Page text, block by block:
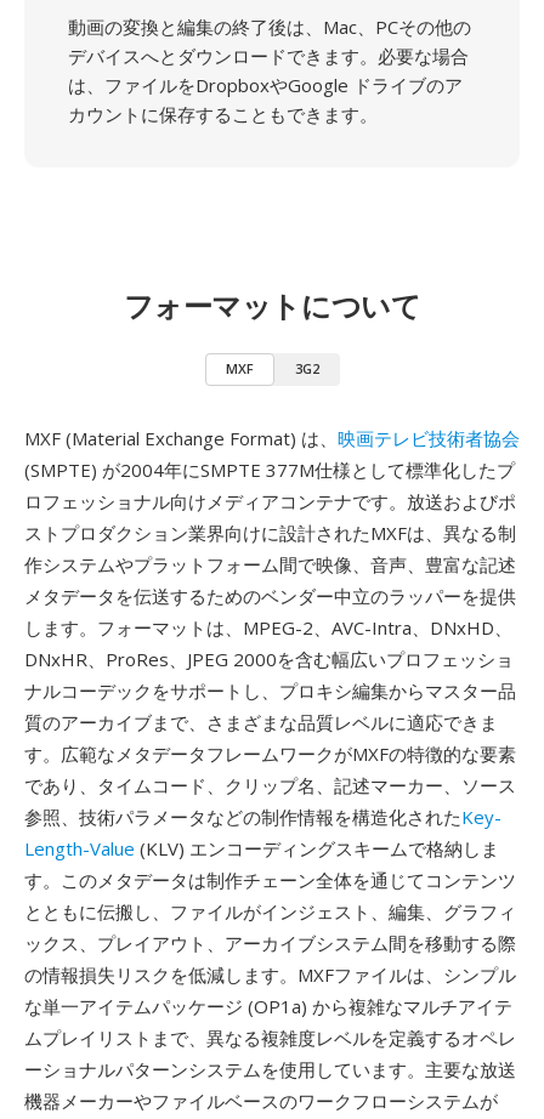
動画の変換と編集の終了後は、Mac、PCその他の
デバイスへとダウンロードできます。必要な場合
は、ファイルをDropboxやGoogle ドライブのア
カウントに保存することもできます。
フォーマットについて
MXF 3G2
MXF (Material Exchange Format) は、 映画テレビ技術者協会
(SMPTE) が2004年にSMPTE 377M仕様として標準化したプ
ロフェッショナル向けメディアコンテナです。放送およびポ
ストプロダクション業界向けに設計されたMXFは、異なる制
作システムやプラットフォーム間で映像、音声、豊富な記述
メタデータを伝送するためのベンダー中立のラッパーを提供
します。フォーマットは、MPEG-2、AVC-Intra、DNxHD、
DNxHR、ProRes、JPEG 2000を含む幅広いプロフェッショ
ナルコーデックをサポートし、プロキシ編集からマスター品
質のアーカイブまで、さまざまな品質レベルに適応できま
す。広範なメタデータフレームワークがMXFの特徴的な要素
であり、タイムコード、クリップ名、記述マーカー、ソース
参照、技術パラメータなどの制作情報を構造化されたKey-
Length-Value (KLV) エンコーディングスキームで格納しま
す。このメタデータは制作チェーン全体を通じてコンテンツ
とともに伝搬し、ファイルがインジェスト、編集、グラフィ
ックス、プレイアウト、アーカイブシステム間を移動する際
の情報損失リスクを低減します。MXFファイルは、シンプル
な単一アイテムパッケージ (OP1a) から複雑なマルチアイテ
ムプレイリストまで、異なる複雑度レベルを定義するオペレ
ーショナルパターンシステムを使用しています。主要な放送
機器メーカーやファイルベースのワークフローシステムが